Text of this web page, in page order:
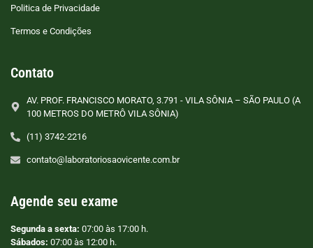
Politica de Privacidade
Termos e Condições
Contato
AV. PROF. FRANCISCO MORATO, 3.791 - VILA SÔNIA – SÃO PAULO (A
100 METROS DO METRÔ VILA SÔNIA)
(11) 3742-2216
contato@laboratoriosaovicente.com.br
Agende seu exame
Segunda a sexta: 07:00 às 17:00 h.
Sábados: 07:00 às 12:00 h.